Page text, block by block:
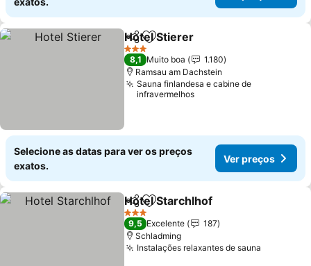
PartilharAdicionar aos favoritos
Hotel Stierer
3 Estrelas
8,1 Muito boa
1.180
Ramsau am Dachstein
Sauna finlandesa e cabine de
infravermelhos
Selecione as datas para ver os preços
exatos.
Ver preços
PartilharAdicionar aos favoritos
Hotel Starchlhof
3 Estrelas
9,5 Excelente
187
Schladming
Instalações relaxantes de sauna